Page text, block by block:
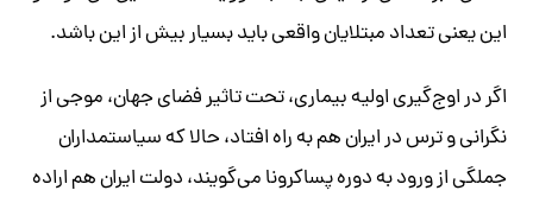
این یعنی تعداد مبتلایان واقعی باید بسیار بیش از این‌ باشد.
اگر در اوج‌گیری اولیه بیماری، تحت تاثیر فضای جهان، موجی از
نگرانی و ترس در ایران هم به راه افتاد، حالا که سیاستمداران
جملگی از ورود به دوره پساکرونا می‌گویند، دولت ایران هم اراده